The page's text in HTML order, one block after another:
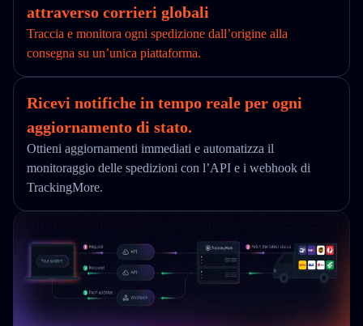
attraverso corrieri globali
Traccia e monitora ogni spedizione dall’origine alla
consegna su un’unica piattaforma.
Ricevi notifiche in tempo reale per ogni
aggiornamento di stato.
Ottieni aggiornamenti immediati e automatizza il
monitoraggio delle spedizioni con l’API e i webhook di
TrackingMore.